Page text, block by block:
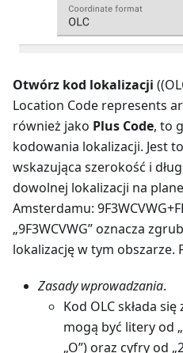
Otwórz kod lokalizacji
Location Code represents
również jako Plus Code, to
kodowania lokalizacji. Jest
wskazująca szerokość i
dowolnej lokalizacji na
Amsterdamu:
„9F3WCVWG” oznacza
lokalizację w tym obszarze.
Zasady wprowadzania.
Kod OLC składa
mogą być litery od
„O”) oraz cyfry od